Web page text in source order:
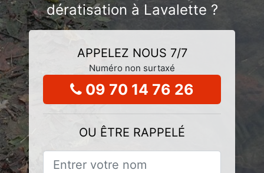
dératisation à Lavalette ?
APPELEZ NOUS 7/7
Numéro non surtaxé
09 70 14 76 26
OU ÊTRE RAPPELÉ